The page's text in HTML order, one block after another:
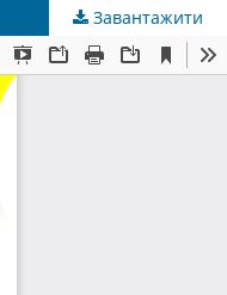
Завантажити